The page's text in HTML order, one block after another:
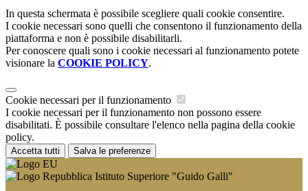
In questa schermata è possibile scegliere quali cookie consentire.
I cookie necessari sono quelli che consentono il funzionamento della
piattaforma e non è possibile disabilitarli.
Per conoscere quali sono i cookie necessari al funzionamento potete
visionare la COOKIE POLICY.
Cookie necessari per il funzionamento
I cookie necessari per il funzionamento non possono essere
disabilitati. È possibile consultare l'elenco nella pagina della cookie
policy.
Accetta tutti Salva le preferenze
Istituto Superiore "Guido Galli"